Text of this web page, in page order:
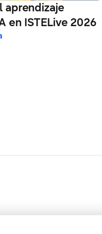
aprendizaje
en ISTELive 2026